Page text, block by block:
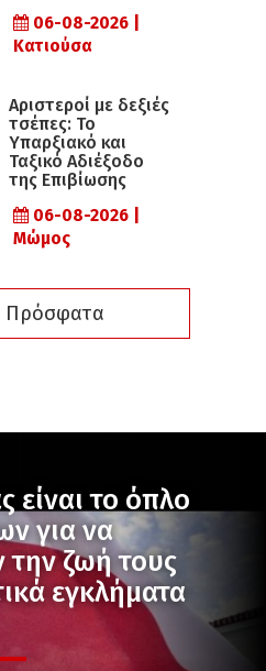
06-08-2026 |
Κατιούσα
Αριστεροί με δεξιές
τσέπες: Το
Υπαρξιακό και
Ταξικό Αδιέξοδο
της Επιβίωσης
06-08-2026 |
Μώμος
Πρόσφατα
το όπλο
για να
την ζωή τους
εγκλήματα